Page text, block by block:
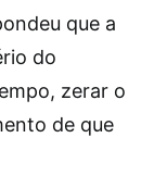
que a
do
zerar o
de que